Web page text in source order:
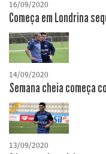
16/09/2020
Começa em Londrina
14/09/2020
Semana cheia começa
13/09/2020